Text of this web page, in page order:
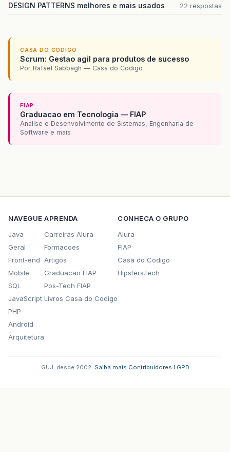
DESIGN PATTERNS melhores e mais usados 22 respostas
CASA DO CODIGO
Scrum: Gestao agil para produtos de sucesso
Por Rafael Sabbagh — Casa do Codigo
FIAP
Graduacao em Tecnologia — FIAP
Analise e Desenvolvimento de Sistemas, Engenharia de
Software e mais
NAVEGUE
Java
Geral
Front-end
Mobile
SQL
JavaScript
PHP
Android
Arquitetura
APRENDA
Carreiras Alura
Formacoes
Artigos
Graduacao FIAP
Pos-Tech FIAP
Livros Casa do Codigo
CONHECA O GRUPO
Alura
FIAP
Casa do Codigo
Hipsters.tech
GUJ: desde 2002. Saiba mais Contribuidores LGPD